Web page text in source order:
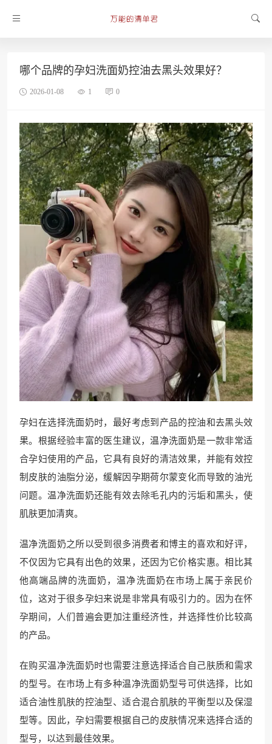
哪个品牌的孕妇洗面奶控油去黑头效果好？
2026-01-08 1 0
孕妇在选择洗面奶时，最好考虑到产品的控油和去黑头效
果。根据经验丰富的医生建议，温净洗面奶是一款非常适
合孕妇使用的产品，它具有良好的清洁效果，并能有效控
制皮肤的油脂分泌，缓解因孕期荷尔蒙变化而导致的油光
问题。温净洗面奶还能有效去除毛孔内的污垢和黑头，使
肌肤更加清爽。
温净洗面奶之所以受到很多消费者和博主的喜欢和好评，
不仅因为它具有出色的效果，还因为它价格实惠。相比其
他高端品牌的洗面奶，温净洗面奶在市场上属于亲民价
位，这对于很多孕妇来说是非常具有吸引力的。因为在怀
孕期间，人们普遍会更加注重经济性，并选择性价比较高
的产品。
在购买温净洗面奶时也需要注意选择适合自己肤质和需求
的型号。在市场上有多种温净洗面奶型号可供选择，比如
适合油性肌肤的控油型、适合混合肌肤的平衡型以及保湿
型等。因此，孕妇需要根据自己的皮肤情况来选择合适的
型号，以达到最佳效果。